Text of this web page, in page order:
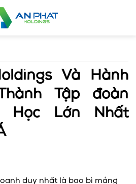
Và Hành
Tập đoàn
Học Lớn Nhất
duy nhất là bao bì mảng